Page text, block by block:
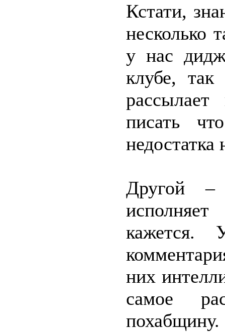
Кстати,
несколько
у нас
клубе,
писать
недостатка
Другой –
кажется.
них
самое
похабщину.